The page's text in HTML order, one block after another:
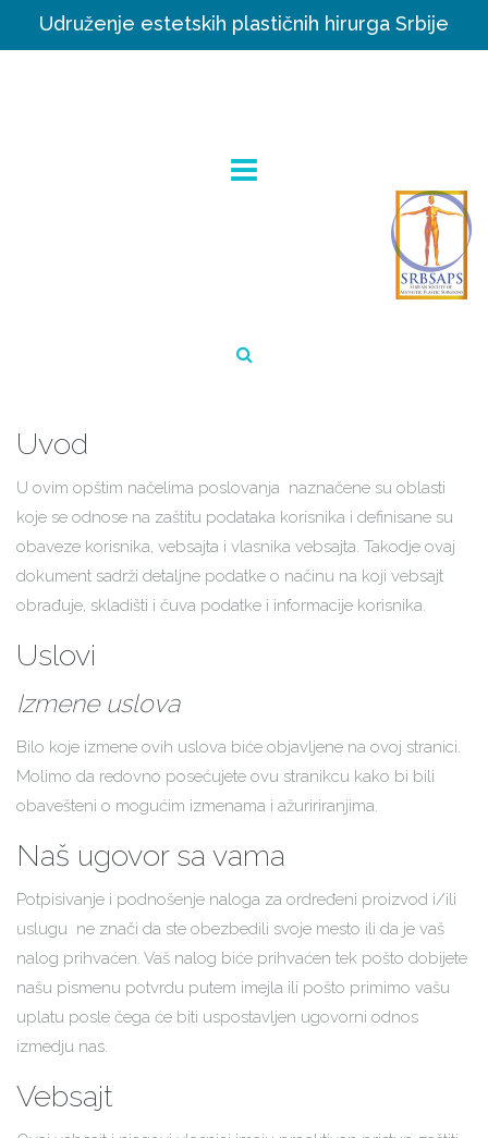
Udruženje estetskih plastičnih hirurga Srbije
Uvod
U ovim opštim načelima poslovanja naznačene su oblasti
koje se odnose na zaštitu podataka korisnika i definisane su
obaveze korisnika, vebsajta i vlasnika vebsajta. Takodje ovaj
dokument sadrži detaljne podatke o načinu na koji vebsajt
obrađuje, skladišti i čuva podatke i informacije korisnika.
Uslovi
Izmene uslova
Bilo koje izmene ovih uslova biće objavljene na ovoj stranici.
Molimo da redovno posećujete ovu stranikcu kako bi bili
obavešteni o mogućim izmenama i ažuririranjima.
Naš ugovor sa vama
Potpisivanje i podnošenje naloga za ordređeni proizvod i/ili
uslugu ne znači da ste obezbedili svoje mesto ili da je vaš
nalog prihvaćen. Vaš nalog biće prihvaćen tek pošto dobijete
našu pismenu potvrdu putem imejla ili pošto primimo vašu
uplatu posle čega će biti uspostavljen ugovorni odnos
izmedju nas.
Vebsajt